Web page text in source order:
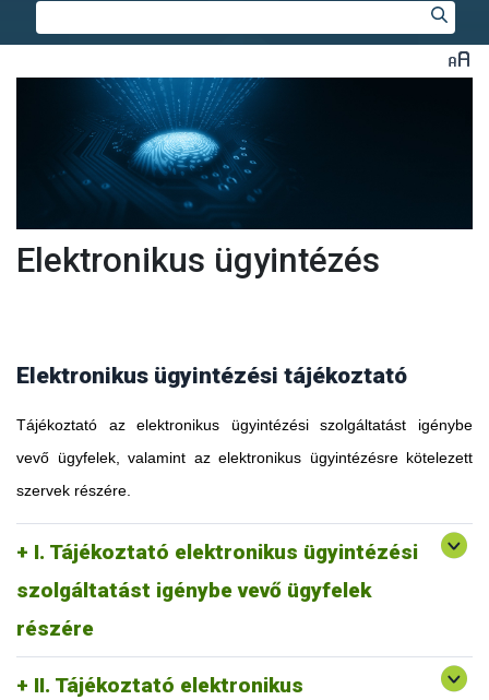
Elektronikus ügyintézés
Elektronikus ügyintézési tájékoztató
Tájékoztató az elektronikus ügyintézési szolgáltatást igénybe
vevő ügyfelek, valamint az elektronikus ügyintézésre kötelezett
szervek részére.
I. Tájékoztató elektronikus ügyintézési
szolgáltatást igénybe vevő ügyfelek
részére
II. Tájékoztató elektronikus